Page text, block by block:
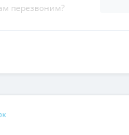
перезвоним?